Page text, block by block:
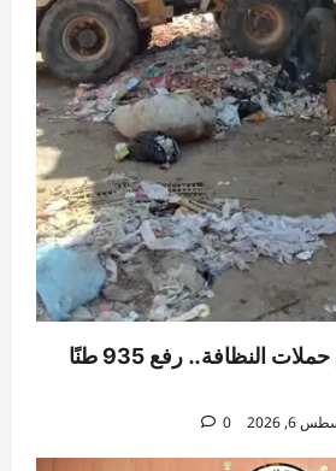
محافظ الغربية يتابع حملات النظافة.. رفع 935 طنًا
6, 2026
0